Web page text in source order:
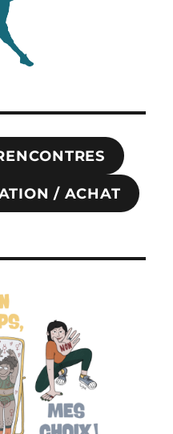
/ ACHAT